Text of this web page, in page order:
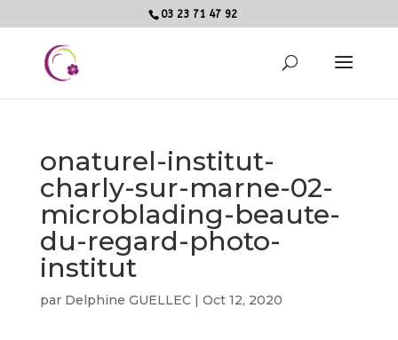
03 23 71 47 92
onaturel-institut-
charly-sur-marne-02-
microblading-beaute-
du-regard-photo-
institut
par Delphine GUELLEC| Oct 12, 2020